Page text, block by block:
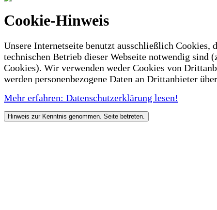
Cookie-Hinweis
Unsere Internetseite benutzt ausschließlich Cookies,
technischen Betrieb dieser Webseite notwendig sind
Cookies). Wir verwenden weder Cookies von
werden personenbezogene Daten an Drittanbieter
Mehr erfahren: Datenschutzerklärung lesen!
Hinweis zur Kenntnis genommen. Seite betreten.